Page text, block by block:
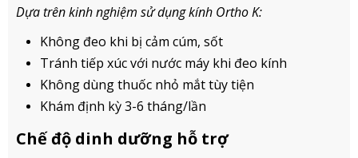
Dựa trên kinh nghiệm sử dụng kính Ortho K:
Không đeo khi bị cảm cúm, sốt
Tránh tiếp xúc với nước máy khi đeo kính
Không dùng thuốc nhỏ mắt tùy tiện
Khám định kỳ 3-6 tháng/lần
Chế độ dinh dưỡng hỗ trợ